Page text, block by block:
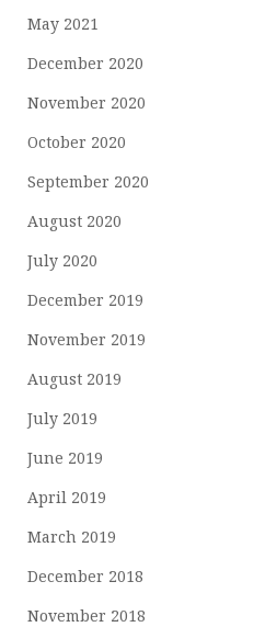
May 2021
December 2020
November 2020
October 2020
September 2020
August 2020
July 2020
December 2019
November 2019
August 2019
July 2019
June 2019
April 2019
March 2019
December 2018
November 2018